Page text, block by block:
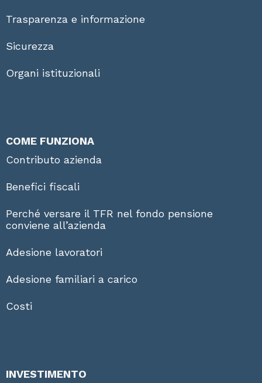
Trasparenza e informazione
Sicurezza
Organi istituzionali
COME FUNZIONA
Contributo azienda
Benefici fiscali
Perché versare il TFR nel fondo pensione
conviene all’azienda
Adesione lavoratori
Adesione familiari a carico
Costi
INVESTIMENTO